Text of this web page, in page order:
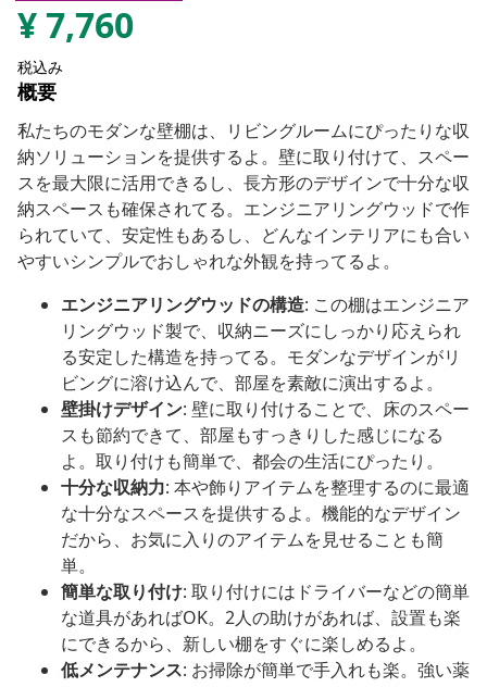
¥7,760
税込み
概要
私たちのモダンな壁棚は、リビングルームにぴったりな収
納ソリューションを提供するよ。壁に取り付けて、スペー
スを最大限に活用できるし、長方形のデザインで十分な収
納スペースも確保されてる。エンジニアリングウッドで作
られていて、安定性もあるし、どんなインテリアにも合い
やすいシンプルでおしゃれな外観を持ってるよ。
エンジニアリングウッドの構造: この棚はエンジニア
リングウッド製で、収納ニーズにしっかり応えられ
る安定した構造を持ってる。モダンなデザインがリ
ビングに溶け込んで、部屋を素敵に演出するよ。
壁掛けデザイン: 壁に取り付けることで、床のスペー
スも節約できて、部屋もすっきりした感じになる
よ。取り付けも簡単で、都会の生活にぴったり。
十分な収納力: 本や飾りアイテムを整理するのに最適
な十分なスペースを提供するよ。機能的なデザイン
だから、お気に入りのアイテムを見せることも簡
単。
簡単な取り付け: 取り付けにはドライバーなどの簡単
な道具があればOK。2人の助けがあれば、設置も楽
にできるから、新しい棚をすぐに楽しめるよ。
低メンテナンス: お掃除が簡単で手入れも楽。強い薬